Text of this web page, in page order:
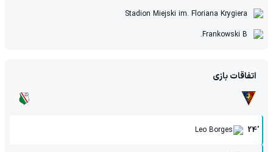
Stadion Miejski im. Floriana Krygiera
Frankowski B.
اتفاقات بازی
24'
Leo Borges